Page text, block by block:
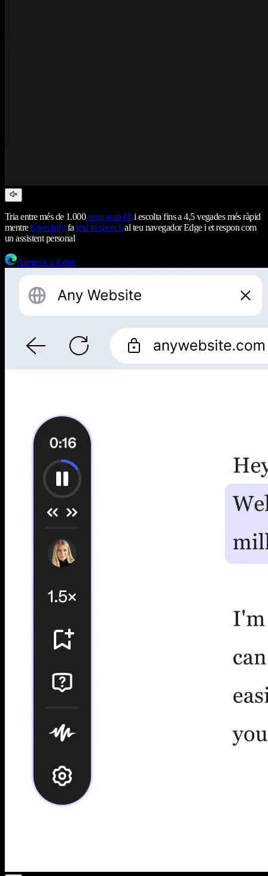
Tria entre més de 1.000veus amb IA i escolta fins a 4,5 vegades més ràpid
mentre Speechifyfa text to speechal teu navegador Edge i et respon com
un assistent personal
Afegeix a Edge